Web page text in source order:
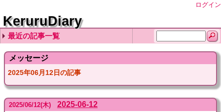
ログイン
KeruruDiary
最近の記事一覧
2026-08-06
2026-08-05
2026-08-04
2026-08-03
2026-08-02
メッセージ
2025年06月12日の記事
2025/06/12(木) 2025-06-12